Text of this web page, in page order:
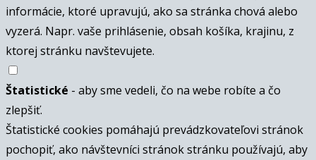
informácie, ktoré upravujú, ako sa stránka chová alebo
vyzerá. Napr. vaše prihlásenie, obsah košíka, krajinu, z
ktorej stránku navštevujete.
Štatistické - aby sme vedeli, čo na webe robíte a čo
zlepšiť.
Štatistické cookies pomáhajú prevádzkovateľovi stránok
pochopiť, ako návštevníci stránok stránku používajú, aby